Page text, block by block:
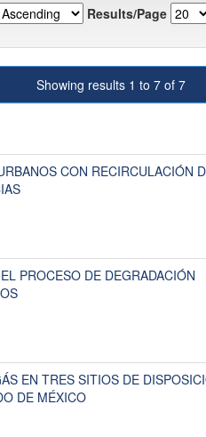
Results/Page
Showing results 1 to 7 of 7
CON RECIRCULACIÓN
PROCESO DE DEGRADACIÓN
EN TRES SITIOS DE
DE MÉXICO